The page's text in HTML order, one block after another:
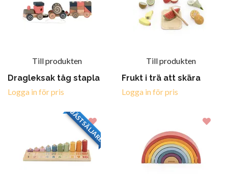
Till produkten
Dragleksak tåg stapla
Logga in för pris
Till produkten
Frukt i trä att skära
Logga in för pris
BÄSTSÄLJARE